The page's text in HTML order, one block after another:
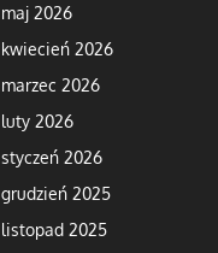
maj 2026
kwiecień 2026
marzec 2026
luty 2026
styczeń 2026
grudzień 2025
listopad 2025